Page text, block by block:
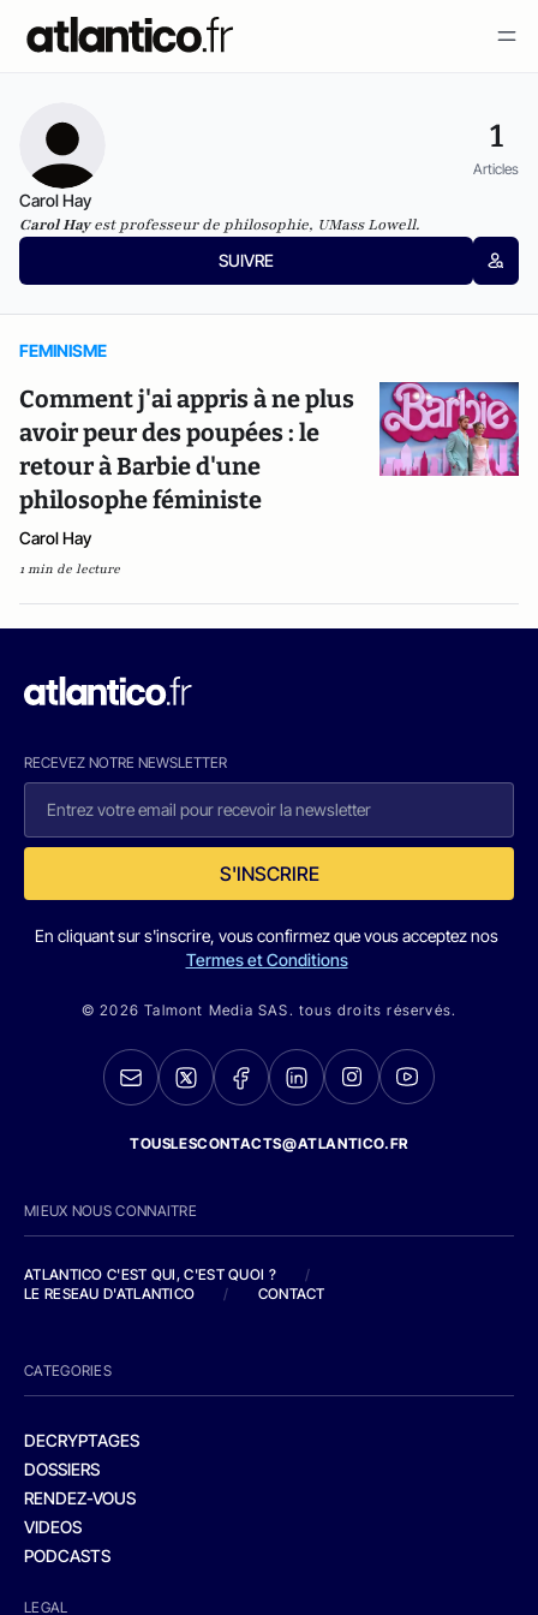
1
Articles
Carol Hay
Carol Hayest professeur de philosophie, UMass Lowell.
SUIVRE
FEMINISME
Comment j'ai appris à ne plus
avoir peur des poupées : le
retour à Barbie d'une
philosophe féministe
Carol Hay
1 min de lecture
RECEVEZ NOTRE NEWSLETTER
S'INSCRIRE
En cliquant sur s'inscrire, vous confirmez que vous acceptez nos
Termes et Conditions
© 2026 Talmont Media SAS. tous droits réservés.
TOUSLESCONTACTS@ATLANTICO.FR
MIEUX NOUS CONNAITRE
ATLANTICO C'EST QUI, C'EST QUOI ?
/
LE RESEAU D'ATLANTICO
/ CONTACT
CATEGORIES
DECRYPTAGES
DOSSIERS
RENDEZ-VOUS
VIDEOS
PODCASTS
LEGAL